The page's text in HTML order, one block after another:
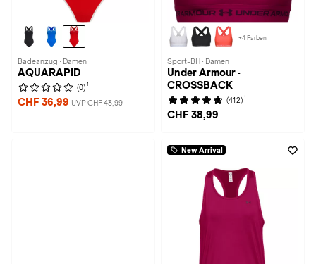
Badeanzug · Damen
AQUARAPID
(0) 1
CHF 36,99 UVP CHF 43,99
+4 Farben
Sport-BH · Damen
Under Armour ·
CROSSBACK
(412) 1
CHF 38,99
New Arrival